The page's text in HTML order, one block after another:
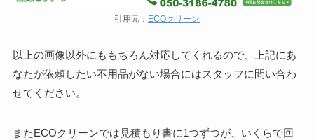
引用元： ECOクリーン
以上の画像以外にももちろん対応してくれるので、上記にあ
なたが依頼したい不用品がない場合にはスタッフに問い合わ
せてください。
またECOクリーンでは見積もり書に1つずつが、いくらで回